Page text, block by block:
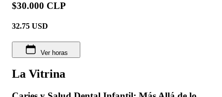
$30.000 CLP
32.75 USD
Ver horas
La Vitrina